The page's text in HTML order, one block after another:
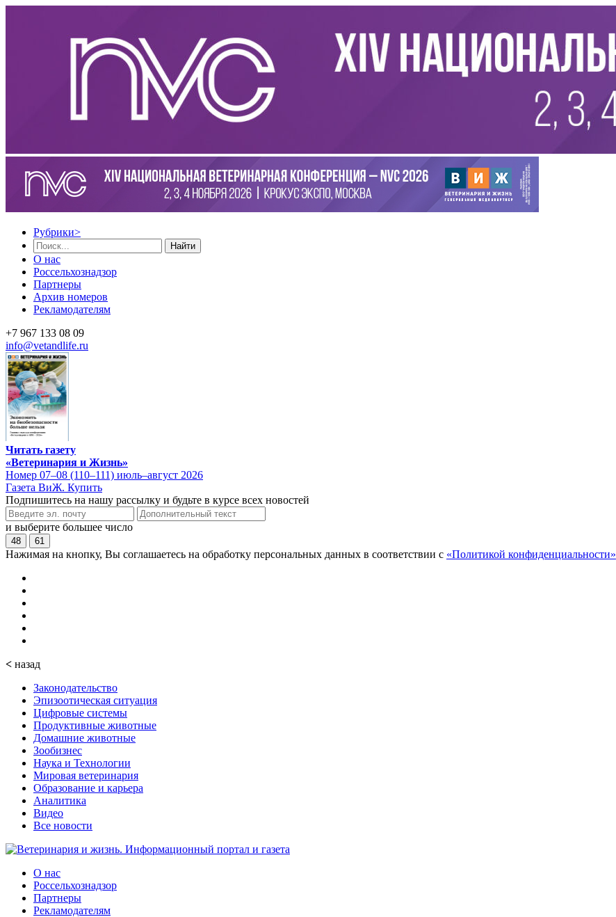
Рубрики>
Найти
О нас
Россельхознадзор
Партнеры
Архив номеров
Рекламодателям
+7 967 133 08 09
info@vetandlife.ru
Читать газету
«Ветеринария и Жизнь»
Номер 07–08 (110–111) июль–август 2026
Газета ВиЖ. Купить
Подпишитесь на нашу рассылку и будьте в курсе всех новостей
и выберите большее число
48 61
Нажимая на кнопку, Вы соглашаетесь на обработку персональных данных в соответствии с «Политикой конфиденциальности»
< назад
Законодательство
Эпизоотическая ситуация
Цифровые системы
Продуктивные животные
Домашние животные
Зообизнес
Наука и Технологии
Мировая ветеринария
Образование и карьера
Аналитика
Видео
Все новости
О нас
Россельхознадзор
Партнеры
Рекламодателям